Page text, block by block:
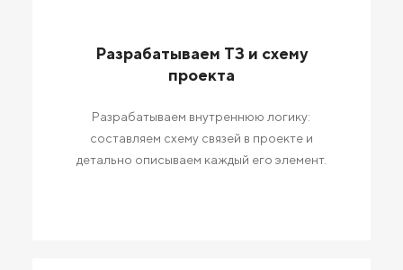
Разрабатываем ТЗ и схему
проекта
Разрабатываем внутреннюю логику:
составляем схему связей в проекте и
детально описываем каждый его элемент.